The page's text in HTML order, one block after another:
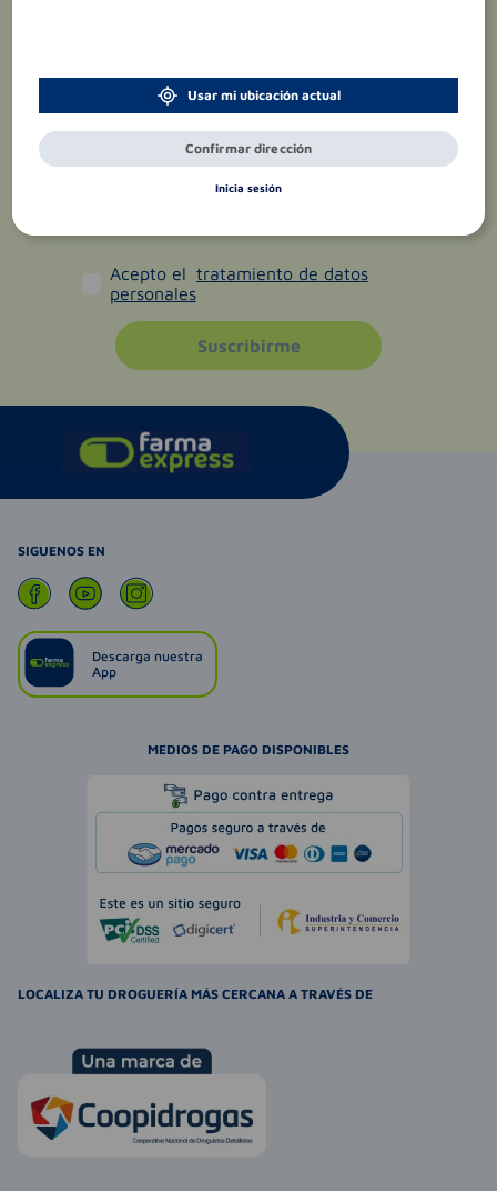
Acepto el tratamiento de datos
personales
Suscribirme
SIGUENOS EN
Descarga nuestra
App
MEDIOS DE PAGO DISPONIBLES
LOCALIZA TU DROGUERÍA MÁS CERCANA A TRAVÉS DE
Usar mi ubicación actual
Confirmar dirección
Inicia sesión